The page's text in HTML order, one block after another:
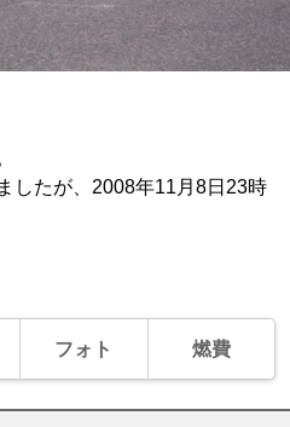
したが、2008年11月8日23時
フォト 燃費